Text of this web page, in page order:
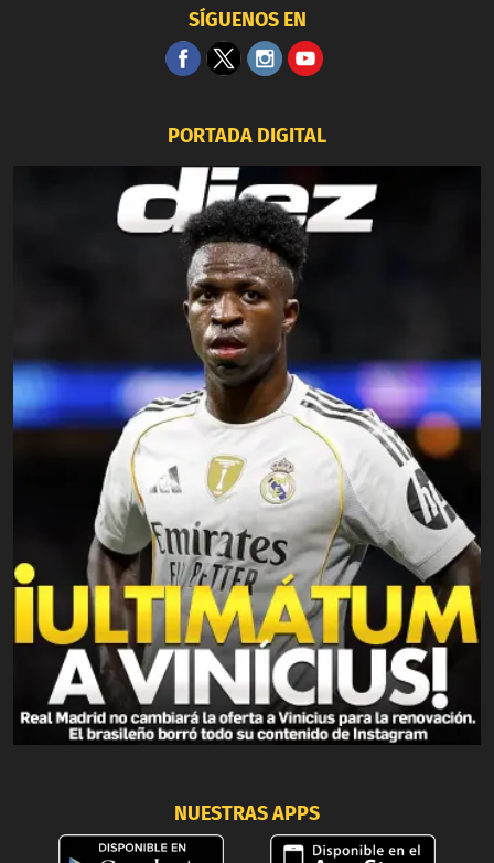
SÍGUENOS EN
PORTADA DIGITAL
NUESTRAS APPS